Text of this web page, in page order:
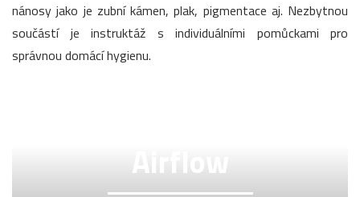
nánosy jako je zubní kámen, plak, pigmentace aj. Nezbytnou
součástí je instruktáž s individuálními pomůckami pro
správnou domácí hygienu.
Airflow